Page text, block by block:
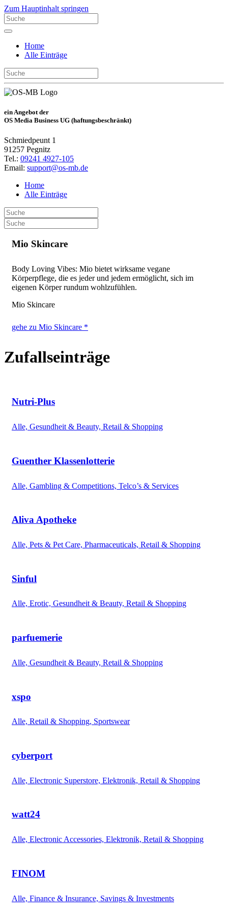
Zum Hauptinhalt springen
Home
Alle Einträge
ein Angebot der
OS Media Business UG (haftungsbeschränkt)
Schmiedpeunt 1
91257 Pegnitz
Tel.: 09241 4927-105
Email: support@os-mb.de
Home
Alle Einträge
Mio Skincare
Body Loving Vibes: Mio bietet wirksame vegane
Körperpflege, die es jeder und jedem ermöglicht, sich im
eigenen Körper rundum wohlzufühlen.
Mio Skincare
gehe zu Mio Skincare *
Zufallseinträge
Nutri-Plus
Alle, Gesundheit & Beauty, Retail & Shopping
Guenther Klassenlotterie
Alle, Gambling & Competitions, Telco’s & Services
Aliva Apotheke
Alle, Pets & Pet Care, Pharmaceuticals, Retail & Shopping
Sinful
Alle, Erotic, Gesundheit & Beauty, Retail & Shopping
parfuemerie
Alle, Gesundheit & Beauty, Retail & Shopping
xspo
Alle, Retail & Shopping, Sportswear
cyberport
Alle, Electronic Superstore, Elektronik, Retail & Shopping
watt24
Alle, Electronic Accessories, Elektronik, Retail & Shopping
FINOM
Alle, Finance & Insurance, Savings & Investments